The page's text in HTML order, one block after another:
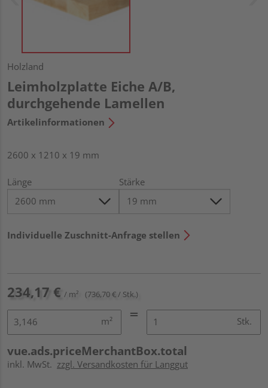
Holzland
Leimholzplatte Eiche A/B,
durchgehende Lamellen
Artikelinformationen
2600 x 1210 x 19 mm
Länge Stärke
Individuelle Zuschnitt-Anfrage stellen
234,17 € / m² (736,70 € / Stk.)
m² Stk.
vue.ads.priceMerchantBox.total
inkl. MwSt. zzgl. Versandkosten für Langgut